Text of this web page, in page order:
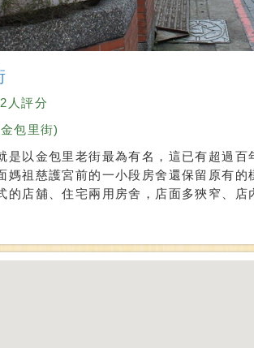
人評分
包里街)
是以金包里老街最為有名，這已有超過百
媽祖慈護宮前的一小段房舍還保留原有的
的店舖、住宅兩用房舍，店面多狹窄、店